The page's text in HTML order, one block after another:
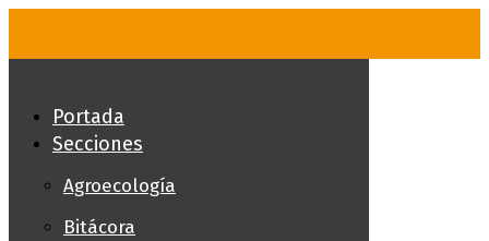
Portada
Secciones
Agroecología
Bitácora